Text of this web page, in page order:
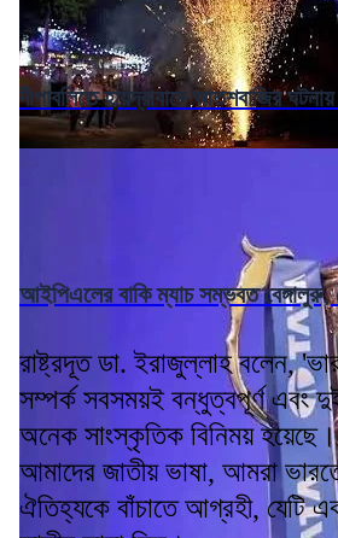
দীপাবলিতে হায়দ্রাবাদে আতশবাজির
আইপিএলের বাকি ম্যাচ সম্ভবত বেঙ্গালুরু,
রাষ্ট্রদূত ডা. ইরাজুল্লাহ বলেন,
সম্পর্ক সবসময়ই বন্ধুত্বপূর্ণ এবং
অনেক সাংস্কৃতিক বিনিময় হয়েছে।
আমাদের জাতীয় ভাষা, আমরা ভারতে
ঐতিহ্যকে বাঁচাতে আগ্রহী, যেটি